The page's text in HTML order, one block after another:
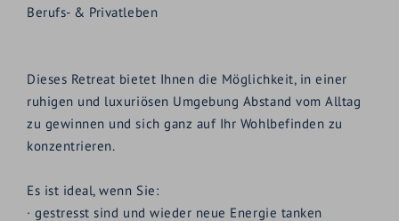
Berufs- & Privatleben
Dieses Retreat bietet Ihnen die Möglichkeit, in einer
ruhigen und luxuriösen Umgebung Abstand vom Alltag
zu gewinnen und sich ganz auf Ihr Wohlbefinden zu
konzentrieren.
Es ist ideal, wenn Sie:
· gestresst sind und wieder neue Energie tanken